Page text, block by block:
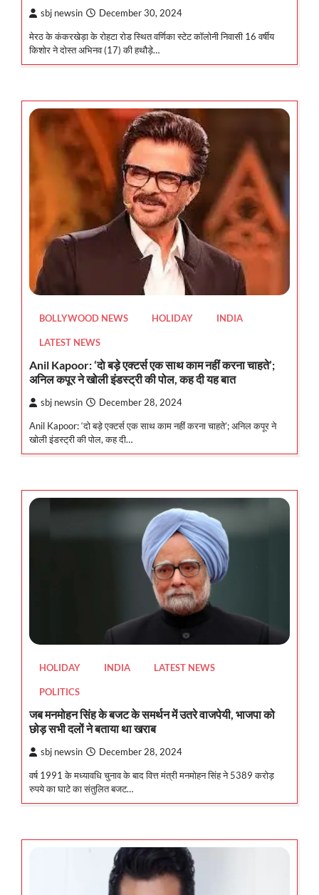
sbj newsin December 30, 2024
मेरठ के कंकरखेड़ा के रोहटा रोड स्थित वर्णिका स्टेट कॉलोनी निवासी 16 वर्षीय
किशोर ने दोस्त अभिनव (17) की हथौड़े…
BOLLYWOOD NEWS HOLIDAY INDIA
LATEST NEWS
Anil Kapoor: ‘दाे बड़े एक्टर्स एक साथ काम नहीं करना चाहते’;
अनिल कपूर ने खोली इंडस्ट्री की पोल, कह दी यह बात
sbj newsin December 28, 2024
Anil Kapoor: ‘दाे बड़े एक्टर्स एक साथ काम नहीं करना चाहते’; अनिल कपूर ने
खोली इंडस्ट्री की पोल, कह दी…
HOLIDAY INDIA LATEST NEWS
POLITICS
जब मनमोहन सिंह के बजट के समर्थन में उतरे वाजपेयी, भाजपा को
छोड़ सभी दलों ने बताया था खराब
sbj newsin December 28, 2024
वर्ष 1991 के मध्यावधि चुनाव के बाद वित्त मंत्री मनमोहन सिंह ने 5389 करोड़
रुपये का घाटे का संतुलित बजट…